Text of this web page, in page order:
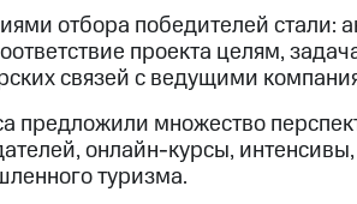
отбора победителей стали:
проекта целям,
связей с ведущими
предложили множество
онлайн-курсы,
туризма.